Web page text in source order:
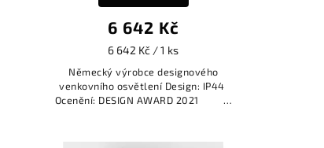
6 642 Kč
6 642 Kč / 1 ks
Německý výrobce designového
venkovního osvětlení Design: IP44
Ocenění: DESIGN AWARD 2021